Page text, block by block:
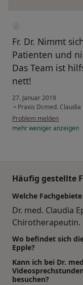
Fr. Dr. Nimmt
Patienten und
Das Team ist
nett!
27. Januar 2019
• Praxis Dr.med.
Problem melden
mehrwenigeranzeigen
Häufig gestellte
Welche
Dr. med. Claudia
Chirotherapeutin.
Wo befindet sich
Epple?
Kann ich bei Dr.
besuchen?